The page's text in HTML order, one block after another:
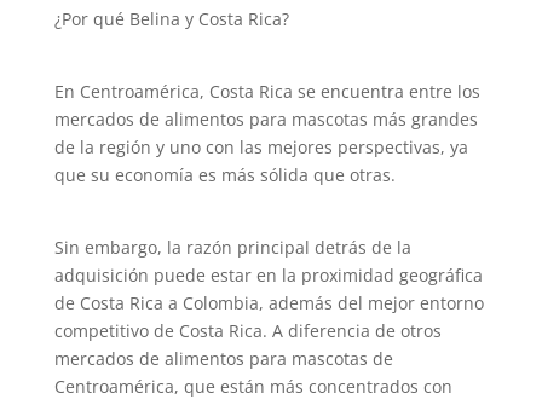
¿Por qué Belina y Costa Rica?
En Centroamérica, Costa Rica se encuentra entre los
mercados de alimentos para mascotas más grandes
de la región y uno con las mejores perspectivas, ya
que su economía es más sólida que otras.
Sin embargo, la razón principal detrás de la
adquisición puede estar en la proximidad geográfica
de Costa Rica a Colombia, además del mejor entorno
competitivo de Costa Rica. A diferencia de otros
mercados de alimentos para mascotas de
Centroamérica, que están más concentrados con